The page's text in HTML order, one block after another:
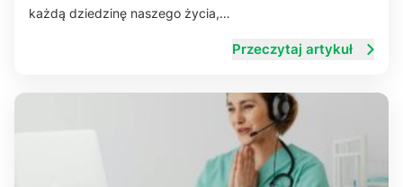
każdą dziedzinę naszego życia,…
Przeczytaj artykuł